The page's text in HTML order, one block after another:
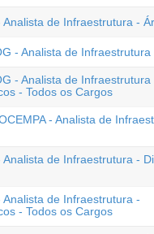
Analista de Infraestrutura -
- Analista de Infraestrutura
- Analista de Infraestrutura
- Todos os Cargos
- Analista de
de Infraestrutura -
de Infraestrutura -
- Todos os Cargos